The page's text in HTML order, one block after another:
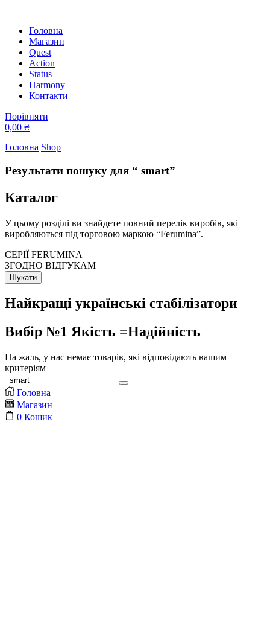
Головна
Магазин
Quest
Action
Status
Harmony
Контакти
Порівняти
0,00 ₴
Головна Shop
Результати пошуку для “ smart”
Каталог
У цьому розділі ви знайдете повний перелік виробів, які
виробляються під торговою маркою “Ferumina”.
СЕРІЇ FERUMINA
ЗГОДНО ВІДГУКАМ
Шукати
Найкращі українські стабілізатори
Вибір №1 Якість =Надійність
На жаль, у нас немає товарів, які відповідають вашим
критеріям
Пошук:
Пошук
Головна
Магазин
0 Кошик